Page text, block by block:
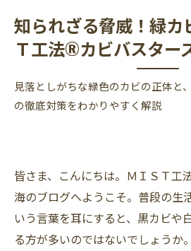
知られざる脅威！緑カ
Ｔ工法®カビバスター
見落としがちな緑色のカビの正体と
の徹底対策をわかりやすく解説
皆さま、こんにちは。ＭＩＳＴ工
海のブログへようこそ。普段の生
いう言葉を耳にすると、黒カビや
る方が多いのではないでしょうか